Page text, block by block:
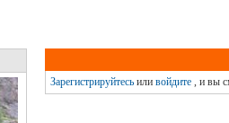
Зарегистрируйтесьили войдите, и вы